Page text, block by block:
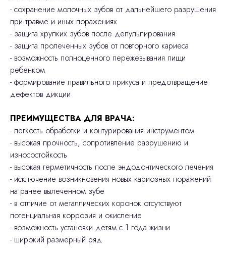
- сохранение молочных зубов от дальнейшего разрушения
при травме и иных поражениях
- защита хрупких зубов после депульпирования
- защита пролеченных зубов от повторного кариеса
- возможность полноценного пережевывания пищи
ребенком
- формирование правильного прикуса и предотвращение
дефектов дикции
ПРЕИМУЩЕСТВА ДЛЯ ВРАЧА:
- легкость обработки и контурирования инструментом
- высокая прочность, сопротивление разрушению и
износостойкость
- высокая герметичность после эндодонтического лечения
- исключение возникновения новых кариозных поражений
на ранее вылеченном зубе
- в отличие от металлических коронок отсутствуют
потенциальная коррозия и окисление
- возможность установки детям с 1 года жизни
- широкий размерный ряд